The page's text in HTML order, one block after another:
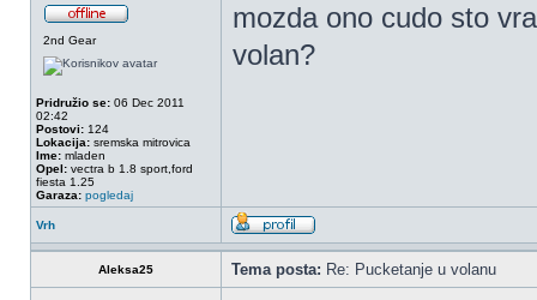
2nd Gear
Pridružio se: 06 Dec 2011
02:42
Postovi: 124
Lokacija: sremska mitrovica
Ime: mladen
Opel: vectra b 1.8 sport,ford
fiesta 1.25
Garaza: pogledaj
mozda ono cudo sto
volan?
Vrh
Aleksa25 Tema posta: Re: Pucketanje u volanu